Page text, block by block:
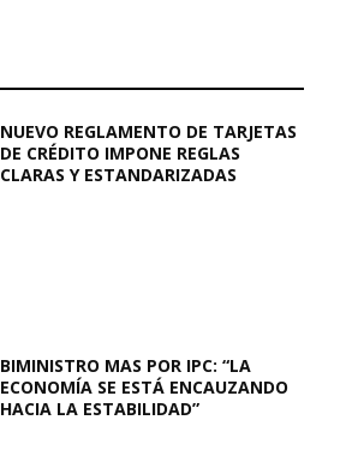
NUEVO REGLAMENTO DE TARJETAS
DE CRÉDITO IMPONE REGLAS
CLARAS Y ESTANDARIZADAS
BIMINISTRO MAS POR IPC: “LA
ECONOMÍA SE ESTÁ ENCAUZANDO
HACIA LA ESTABILIDAD”